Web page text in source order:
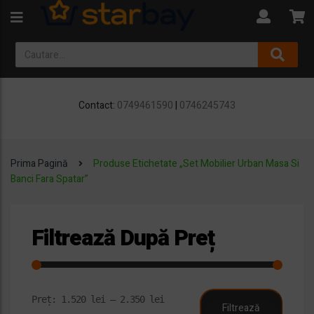
Contact: 0749461590 | 0746245743
Prima Pagină
Produse Etichetate „Set Mobilier Urban Masa Si
Banci Fara Spatar”
Filtrează După Preț
Preț
Preț
Filtrează
Preț: 1.520 lei — 2.350 lei